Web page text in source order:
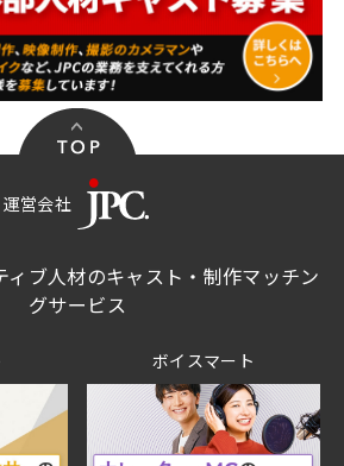
運営会社
ィブ人材のキャスト・制作マッチン
グサービス
ボイスマート